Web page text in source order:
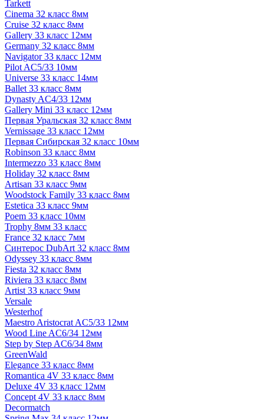
Tarkett
Cinema 32 класс 8мм
Cruise 32 класс 8мм
Gallery 33 класс 12мм
Germany 32 класс 8мм
Navigator 33 класс 12мм
Pilot AC5/33 10мм
Universe 33 класс 14мм
Ballet 33 класс 8мм
Dynasty AC4/33 12мм
Gallery Mini 33 класс 12мм
Первая Уральская 32 класс 8мм
Vernissage 33 класс 12мм
Первая Сибирская 32 класс 10мм
Robinson 33 класс 8мм
Intermezzo 33 класс 8мм
Holiday 32 класс 8мм
Artisan 33 класс 9мм
Woodstock Family 33 класс 8мм
Estetica 33 класс 9мм
Poem 33 класс 10мм
Trophy 8мм 33 класс
France 32 класс 7мм
Синтерос DubArt 32 класс 8мм
Odyssey 33 класс 8мм
Fiesta 32 класс 8мм
Riviera 33 класс 8мм
Artist 33 класс 9мм
Versale
Westerhof
Maestro Aristocrat AC5/33 12мм
Wood Line AC6/34 12мм
Step by Step AC6/34 8мм
GreenWald
Elegance 33 класс 8мм
Romantica 4V 33 класс 8мм
Deluxe 4V 33 класс 12мм
Concept 4V 33 класс 8мм
Decormatch